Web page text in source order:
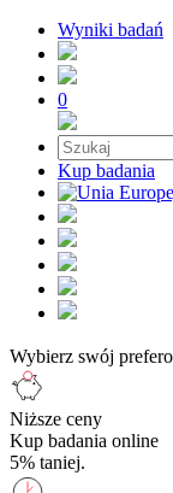
Wyniki badań
0
Kup badania
Wybierz swój
Niższe ceny
Kup badania online
5% taniej.